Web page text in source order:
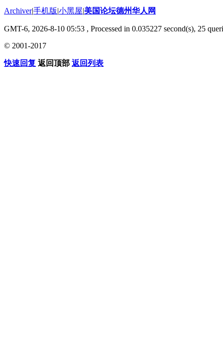
Archiver|手机版|小黑屋|美国论坛德州华人网
GMT-6, 2026-8-10 05:53 , Processed in 0.035227 second(s), 25
© 2001-2017
快速回复 返回顶部 返回列表